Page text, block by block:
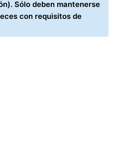
Sólo deben mantenerse
con requisitos de